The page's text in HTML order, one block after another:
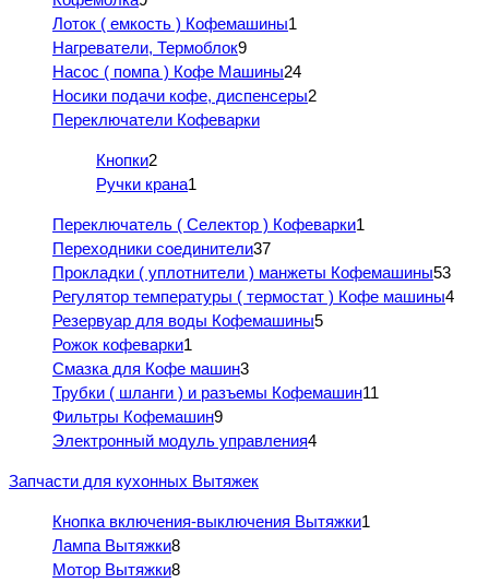
Лоток ( емкость ) Кофемашины1
Нагреватели, Термоблок9
Насос ( помпа ) Кофе Машины24
Носики подачи кофе, диспенсеры2
Переключатели Кофеварки
Кнопки2
Ручки крана1
Переключатель ( Селектор ) Кофеварки1
Переходники соединители37
Прокладки ( уплотнители ) манжеты Кофемашины53
Регулятор температуры ( термостат ) Кофе машины4
Резервуар для воды Кофемашины5
Рожок кофеварки1
Смазка для Кофе машин3
Трубки ( шланги ) и разъемы Кофемашин11
Фильтры Кофемашин9
Электронный модуль управления4
Запчасти для кухонных Вытяжек
Кнопка включения-выключения Вытяжки1
Лампа Вытяжки8
Мотор Вытяжки8